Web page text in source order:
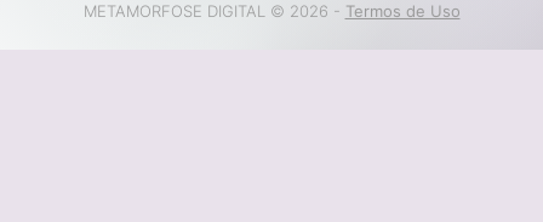
METAMORFOSE DIGITAL © 2026 - Termos de Uso